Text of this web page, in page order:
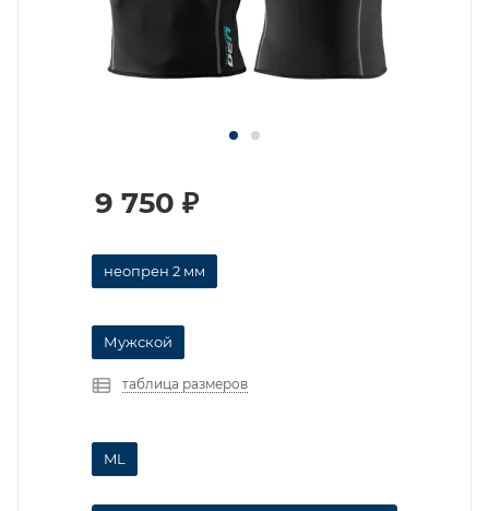
9 750 ₽
неопрен 2 мм
Мужской
таблица размеров
ML